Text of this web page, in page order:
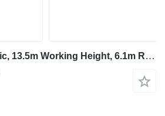
Snorkel A38E Electric, 13.5m Working Height, 6.1m Reach, 2